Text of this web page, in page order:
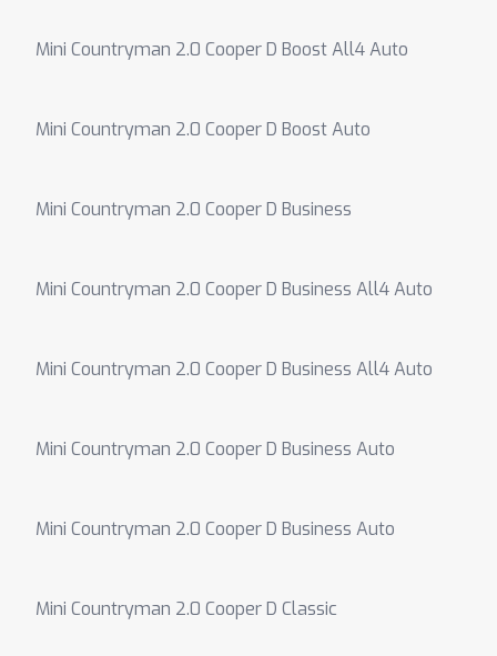
Mini Countryman 2.0 Cooper D Boost All4 Auto
Mini Countryman 2.0 Cooper D Boost Auto
Mini Countryman 2.0 Cooper D Business
Mini Countryman 2.0 Cooper D Business All4 Auto
Mini Countryman 2.0 Cooper D Business All4 Auto
Mini Countryman 2.0 Cooper D Business Auto
Mini Countryman 2.0 Cooper D Business Auto
Mini Countryman 2.0 Cooper D Classic